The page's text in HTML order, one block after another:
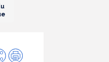
PartagerImpression